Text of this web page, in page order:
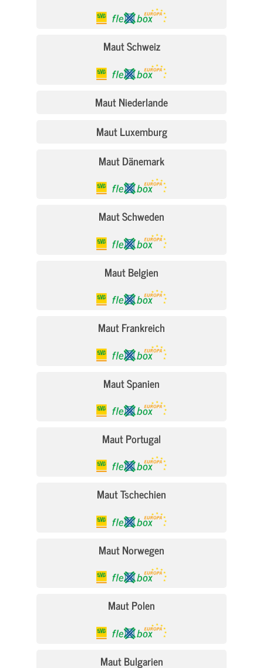
Maut Schweiz
Maut Niederlande
Maut Luxemburg
Maut Dänemark
Maut Schweden
Maut Belgien
Maut Frankreich
Maut Spanien
Maut Portugal
Maut Tschechien
Maut Norwegen
Maut Polen
Maut Bulgarien